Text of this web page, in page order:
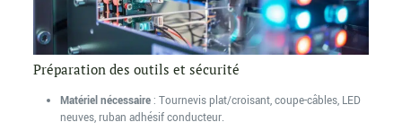
Préparation des outils et sécurité
Matériel nécessaire: Tournevis plat/croisant, coupe-câbles, LED
neuves, ruban adhésif conducteur.